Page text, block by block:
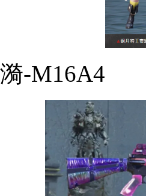
-M16A4